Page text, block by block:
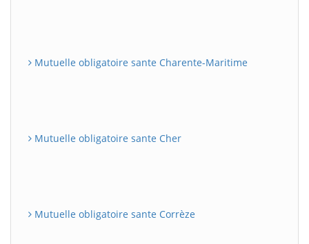
Mutuelle obligatoire sante Charente-Maritime
Mutuelle obligatoire sante Cher
Mutuelle obligatoire sante Corrèze